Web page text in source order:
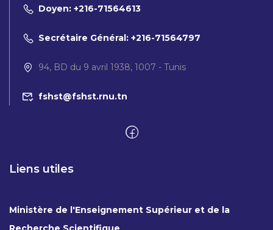
Doyen: +216-71564613
Secrétaire Général: +216-71564797
94, BD du 9 avril 1938, 1007 - Tunis
fshst@fshst.rnu.tn
Liens utiles
Ministère de l'Enseignement Supérieur et de la